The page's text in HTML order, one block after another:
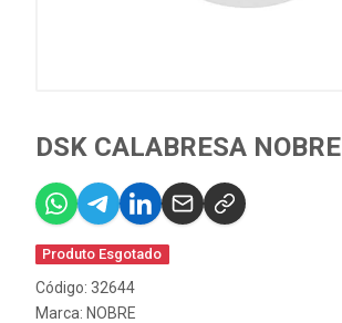
DSK CALABRESA NOBRE
Produto Esgotado
Código: 32644
Marca: NOBRE